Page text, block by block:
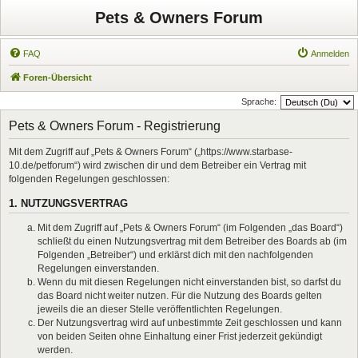
Pets & Owners Forum
FAQ Anmelden
Foren-Übersicht
Sprache:
Pets & Owners Forum - Registrierung
Mit dem Zugriff auf „Pets & Owners Forum“ („https://www.starbase-
10.de/petforum“) wird zwischen dir und dem Betreiber ein Vertrag mit
folgenden Regelungen geschlossen:
1. NUTZUNGSVERTRAG
Mit dem Zugriff auf „Pets & Owners Forum“ (im Folgenden „das Board“)
schließt du einen Nutzungsvertrag mit dem Betreiber des Boards ab (im
Folgenden „Betreiber“) und erklärst dich mit den nachfolgenden
Regelungen einverstanden.
Wenn du mit diesen Regelungen nicht einverstanden bist, so darfst du
das Board nicht weiter nutzen. Für die Nutzung des Boards gelten
jeweils die an dieser Stelle veröffentlichten Regelungen.
Der Nutzungsvertrag wird auf unbestimmte Zeit geschlossen und kann
von beiden Seiten ohne Einhaltung einer Frist jederzeit gekündigt
werden.